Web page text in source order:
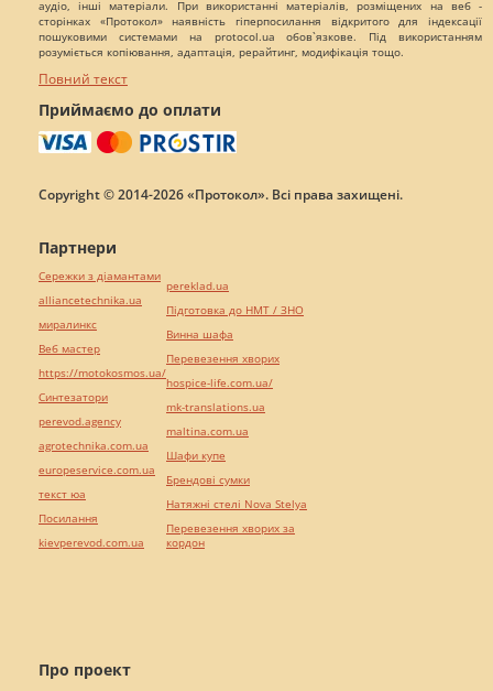
аудіо, інші матеріали. При використанні матеріалів, розміщених на веб -
сторінках «Протокол» наявність гіперпосилання відкритого для індексації
пошуковими системами на protocol.ua обов`язкове. Під використанням
розуміється копіювання, адаптація, рерайтинг, модифікація тощо.
Повний текст
Приймаємо до оплати
Copyright © 2014-2026 «Протокол». Всі права захищені.
Про проект
Партнери
Сережки з діамантами
alliancetechnika.ua
миралинкс
Веб мастер
https://motokosmos.ua/
Синтезатори
perevod.agency
agrotechnika.com.ua
europeservice.com.ua
текст юа
Посилання
kievperevod.com.ua
pereklad.ua
Підготовка до НМТ / ЗНО
Винна шафа
Перевезення хворих
hospice-life.com.ua/
mk-translations.ua
maltina.com.ua
Шафи купе
Брендові сумки
Натяжні стелі Nova Stelya
Перевезення хворих за
кордон